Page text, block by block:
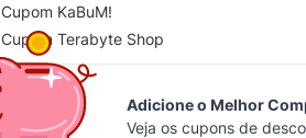
Cupom KaBuM!
Cupom Terabyte Shop
Adicione o Melhor
Veja os cupons de